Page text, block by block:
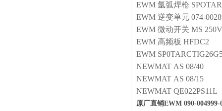
EWM 氩弧焊枪
EWM 逆变单元 074-
EWM 微动开关 MS
EWM 高频板 HFDC2
EWM
NEWMAT AS 08/40
NEWMAT AS 08/15
NEWMAT QE022PS11L
原厂直销EWM 090-004999-